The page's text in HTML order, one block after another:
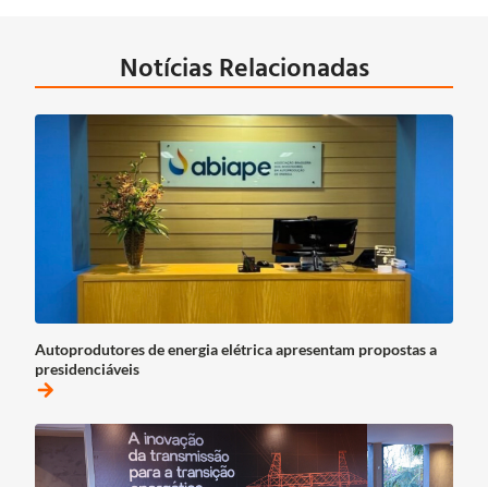
Notícias Relacionadas
Autoprodutores de energia elétrica apresentam propostas a
presidenciáveis
arrow_forward